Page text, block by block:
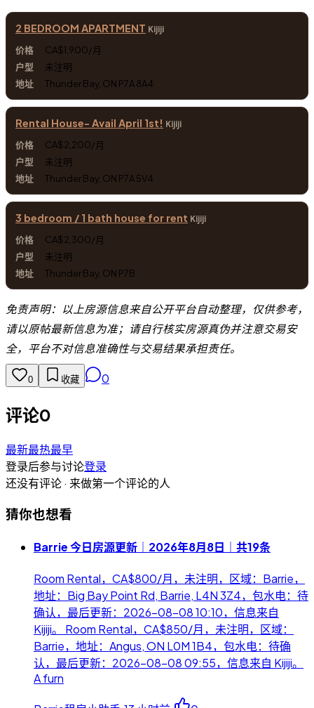
2 BEDROOM APARTMENT Kijiji
CA$1,900/月
未注明
Thunder Bay, ON P7A 8A4
Rental House- Avail April 1st! Kijiji
CA$2,200/月
未注明
Thunder Bay, ON P7A 5V4
3 bedroom / 1 bath house for rent Kijiji
CA$2,300/月
未注明
Thunder Bay, ON P7B
免责声明：以上房源信息来自公开平台自动整理，仅供参考，
请以原帖最新信息为准；请自行核实房源真伪并注意交易安
全，平台不对信息准确性与交易结果承担责任。
0 收藏 0
评论0
最新最热最早
登录后参与讨论登录
还没有评论 · 来做第一个评论的人
猜你也想看
Barrie 今日房源更新｜2026年8月8日｜共19条
Room Rental，CA$800/月，未注明，区域：Barrie，
地址：Big Bay Point Rd, Barrie, L4N 3Z4，包水电：待
确认，最后更新：2026-08-08 10:10，信息来自
Kijiji。 Room Rental，CA$850/月，未注明，区域：
Barrie，地址：Angus, ON L0M 1B4，包水电：待确
认，最后更新：2026-08-08 09:55，信息来自 Kijiji。
A furn